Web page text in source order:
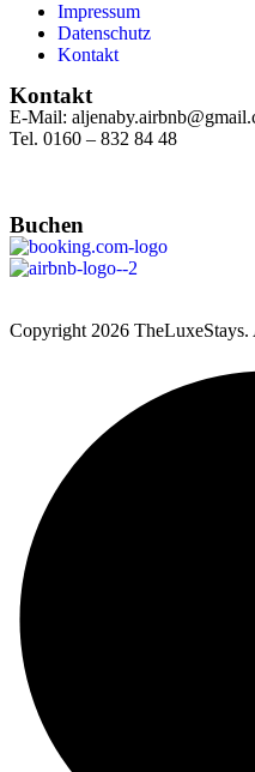
Impressum
Datenschutz
Kontakt
Kontakt
E-Mail:
Tel. 0160 – 832 84 48
Buchen
Copyright 2026